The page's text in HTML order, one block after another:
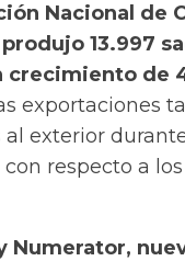
Nacional de
13.997
crecimiento de
exportaciones
al exterior
respecto a los
Numerator,